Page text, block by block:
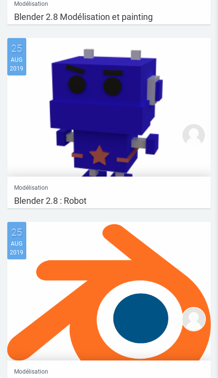
Modélisation
Blender 2.8 Modélisation et painting
25
AUG
2019
Modélisation
Blender 2.8 : Robot
25
AUG
2019
Modélisation